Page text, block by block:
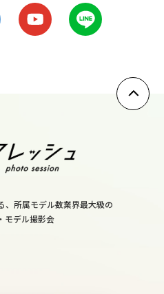
、所属モデル数業界最大級の
モデル撮影会